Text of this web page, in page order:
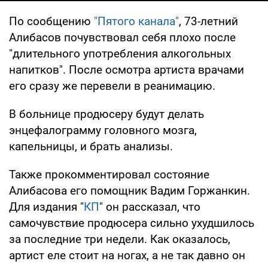
По сообщению "Пятого канала", 73-летний
Алибасов почувствовал себя плохо после
"длительного употребления алкогольных
напитков". После осмотра артиста врачами
его сразу же перевели в реанимацию.
В больнице продюсеру будут делать
энцефалограмму головного мозга,
капельницы, и брать анализы.
Также прокомментировал состояние
Алибасова его помощник Вадим Горжанкин.
Для издания "КП" он рассказал, что
самочувствие продюсера сильно ухудшилось
за последние три недели. Как оказалось,
артист еле стоит на ногах, а не так давно он